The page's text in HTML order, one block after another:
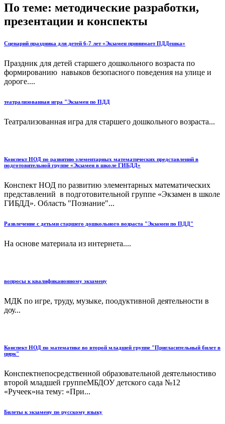
По теме: методические разработки,
презентации и конспекты
Сценарий праздника для детей 6-7 лет «Экзамен принимает ПДДешка»
Праздник для детей старшего дошкольного возраста по
формированию навыков безопасного поведения на улице и
дороге....
театрализованная игра "Экзамен по ПДД
Театрализованная игра для старшего дошкольного возраста...
Конспект НОД по развитию элементарных математических представлений в
подготовительной группе «Экзамен в школе ГИБДД»
Конспект НОД по развитию элементарных математических
представлений в подготовительной группе «Экзамен в школе
ГИБДД». Область "Познание"...
Развлечение с детьми старшего дошкольного возраста "Экзамен по ПДД"
На основе материала из интернета....
вопросы к квалификаионному экзамену
МДК по игре, труду, музыке, поодуктивной деятельности в
доу...
Конспект НОД по математике во второй младшей группе "Пригласительный билет в
цирк"
Конспектнепосредственной образовательной деятельностиво
второй младшей группеМБДОУ детского сада №12
«Ручеек»на тему: «При...
Билеты к экзамену по русскому языку